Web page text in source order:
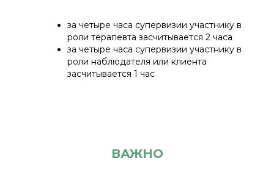
за четыре часа супервизии участнику в
роли терапевта засчитывается 2 часа
за четыре часа супервизии участнику в
роли наблюдателя или клиента
засчитывается 1 час
ВАЖНО